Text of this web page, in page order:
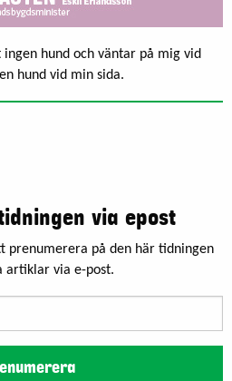
hund och väntar på mig vid
hund vid min sida.
via epost
prenumerera på den här tidningen
artiklar via e-post.